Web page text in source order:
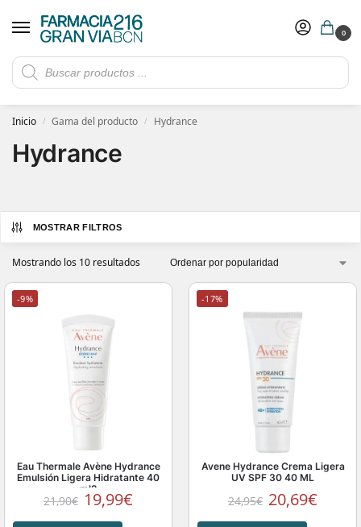
0
Rebajas de verano hasta -30%
​ 5€ de descuento con el cupón 5GRANVIA (compras superiores a 150€)
Inicio / Gama del producto / Hydrance
Hydrance
MOSTRAR FILTROS
Mostrando los 10 resultados
-9%
Eau Thermale Avène Hydrance
Emulsión Ligera Hidratante 40
ml2
21,90€ 19,99€
-17%
Avene Hydrance Crema Ligera
UV SPF 30 40 ML
24,95€ 20,69€